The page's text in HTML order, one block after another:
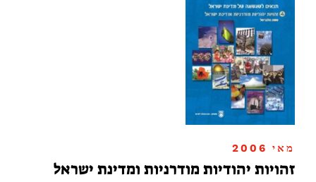
מאי 2006
זהויות יהודיות מודרניות ומדינת ישראל